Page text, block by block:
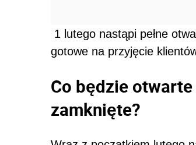
1 lutego nastąpi pełne
gotowe na przyjęcie
Co będzie
zamknięte?